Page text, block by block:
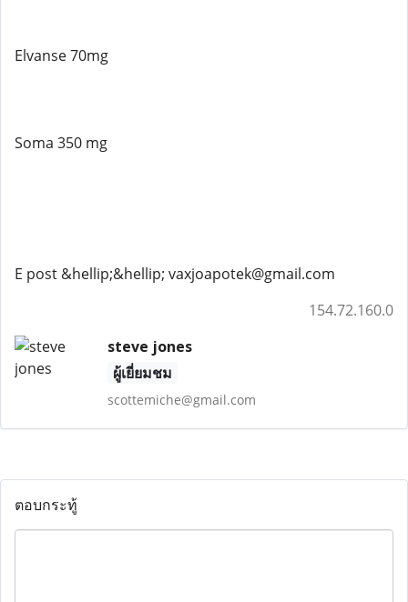
Elvanse 70mg
Soma 350 mg
E post &hellip;&hellip; vaxjoapotek@gmail.com
154.72.160.0
steve jones
ผู้เยี่ยมชม
scottemiche@gmail.com
ตอบกระทู้